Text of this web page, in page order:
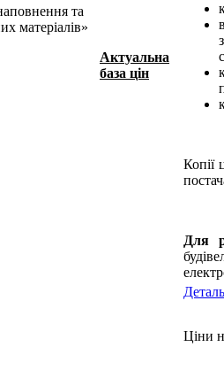
та
матеріалів»
Актуальна
база цін
Копії
Для
Ціни